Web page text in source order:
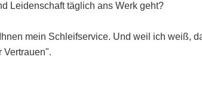
Leidenschaft täglich ans Werk geht?
mein Schleifservice. Und weil ich weiß,
Vertrauen".